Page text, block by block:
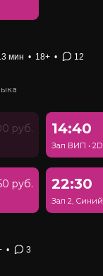
мин • 18+ • 12
руб. 14:40
Зал ВИП • 2D
руб. 22:30
Зал 2, Синий
• 3